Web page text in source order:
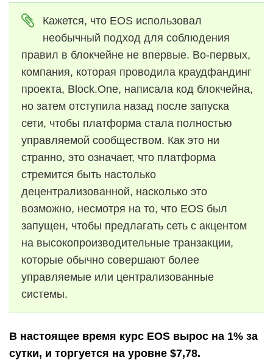
Кажется, что EOS использовал
необычный подход для соблюдения
правил в блокчейне не впервые. Во-первых,
компания, которая проводила краудфандинг
проекта, Block.One, написала код блокчейна,
но затем отступила назад после запуска
сети, чтобы платформа стала полностью
управляемой сообществом. Как это ни
странно, это означает, что платформа
стремится быть настолько
децентрализованной, насколько это
возможно, несмотря на то, что EOS был
запущен, чтобы предлагать сеть с акцентом
на высокопроизводительные транзакции,
которые обычно совершают более
управляемые или централизованные
системы.
В настоящее время курс EOS вырос на 1% за
сутки, и торгуется на уровне $7,78.